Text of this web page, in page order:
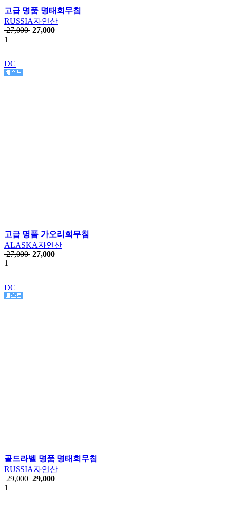
고급 명품 명태회무침
RUSSIA자연산
27,000 27,000
1
DC
고급 명품 가오리회무침
ALASKA자연산
27,000 27,000
1
DC
골드라벨 명품 명태회무침
RUSSIA자연산
29,000 29,000
1